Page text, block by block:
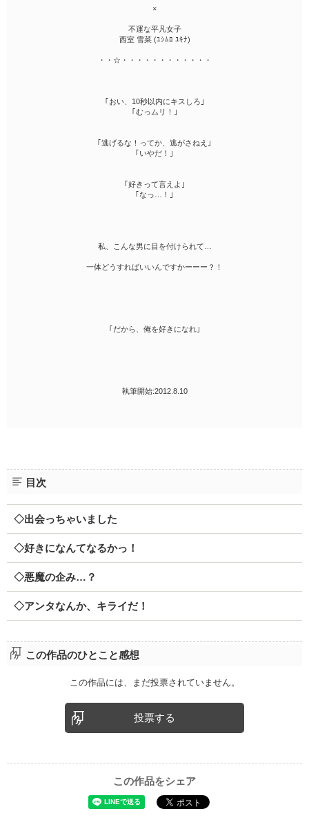
×
不運な平凡女子
西室 雪菜 (ﾕｼﾑﾛ ﾕｷﾅ)
・・☆・・・・・・・・・・・・
｢おい、10秒以内にキスしろ｣
｢むっムリ！｣
｢逃げるな！ってか、逃がさねえ｣
｢いやだ！｣
｢好きって言えよ｣
｢なっ…！｣
私、こんな男に目を付けられて…
一体どうすればいいんですかーーー？！
｢だから、俺を好きになれ｣
執筆開始:2012.8.10
目次
◇出会っちゃいました
◇好きになんてなるかっ！
◇悪魔の企み…？
◇アンタなんか、キライだ！
この作品のひとこと感想
この作品には、まだ投票されていません。
投票する
この作品をシェア